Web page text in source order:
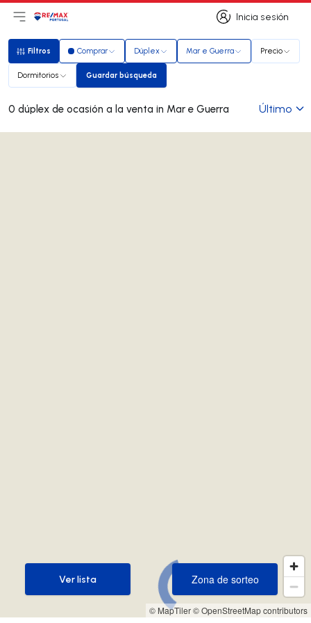
Inicia sesión
Inicia sesión
Abrir el menú principal
Logotipo
Filtros
Filtros Comprar Dúplex Mar e Guerra Precio
Dormitorios Guardar búsqueda
Guardar búsqueda
0 dúplex de ocasión a la venta in Mar e Guerra Último
© MapTiler© OpenStreetMap contributors
Zona de sorteo
Zona de sorteo
Ver lista
Ver lista